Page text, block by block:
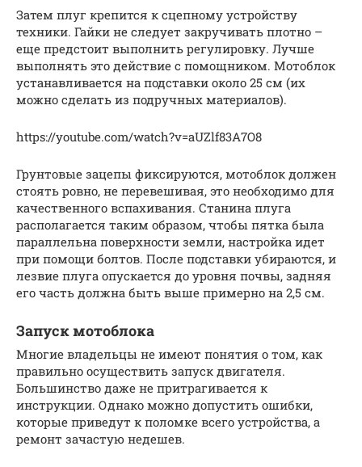
Затем плуг крепится к сцепному устройству
техники. Гайки не следует закручивать плотно –
еще предстоит выполнить регулировку. Лучше
выполнять это действие с помощником. Мотоблок
устанавливается на подставки около 25 см (их
можно сделать из подручных материалов).
https://youtube.com/watch?v=aUZlf83A7O8
Грунтовые зацепы фиксируются, мотоблок должен
стоять ровно, не перевешивая, это необходимо для
качественного вспахивания. Станина плуга
располагается таким образом, чтобы пятка была
параллельна поверхности земли, настройка идет
при помощи болтов. После подставки убираются, и
лезвие плуга опускается до уровня почвы, задняя
его часть должна быть выше примерно на 2,5 см.
Запуск мотоблока
Многие владельцы не имеют понятия о том, как
правильно осуществить запуск двигателя.
Большинство даже не притрагивается к
инструкции. Однако можно допустить ошибки,
которые приведут к поломке всего устройства, а
ремонт зачастую недешев.